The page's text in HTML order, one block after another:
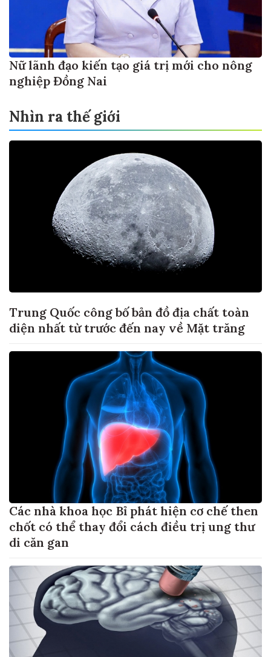
Nữ lãnh đạo kiến tạo giá trị mới cho nông
nghiệp Đồng Nai
Nhìn ra thế giới
Trung Quốc công bố bản đồ địa chất toàn
diện nhất từ trước đến nay về Mặt trăng
Các nhà khoa học Bỉ phát hiện cơ chế then
chốt có thể thay đổi cách điều trị ung thư
di căn gan